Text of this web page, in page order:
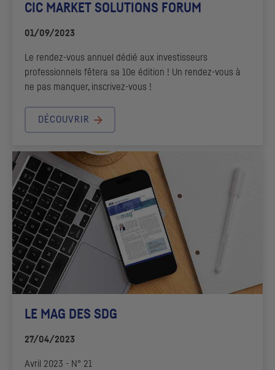
CIC MARKET SOLUTIONS FORUM
01/09/2023
Le rendez-vous annuel dédié aux investisseurs
professionnels fêtera sa 10e édition ! Un rendez-vous à
ne pas manquer, inscrivez-vous !
DÉCOUVRIR
LE MAG DES SDG
27/04/2023
Avril 2023 - N° 21